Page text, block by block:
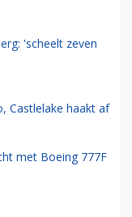
'scheelt zeven
Castlelake haakt af
met Boeing 777F